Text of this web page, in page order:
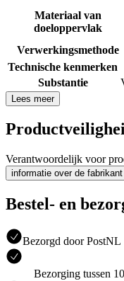
Materiaal van
doeloppervlak
Verwerkingsmethode
Technische kenmerken
Substantie
Lees meer
Verantwoordelijk voor
informatie over de fabrikant
Bestel- en
Bezorgd door PostNL
Bezorging tussen